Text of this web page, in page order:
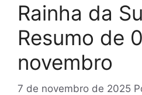
Rainha da
Resumo de
novembro
7 de novembro de 2025